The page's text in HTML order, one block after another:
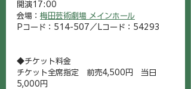
開演17:00
会場： 梅田芸術劇場 メインホール
Pコード：514-507／Lコード：54293
◆チケット料金
チケット全席指定　前売4,500円　当日
5,000円